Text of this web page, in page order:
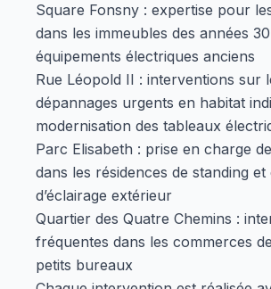
Square Fonsny : expertise pour
dans les immeubles des années
équipements électriques anciens
Rue Léopold II : interventions sur
dépannages urgents en habitat
modernisation des tableaux
Parc Elisabeth : prise en charge
dans les résidences de standing et
d’éclairage extérieur
Quartier des Quatre Chemins :
fréquentes dans les commerces
petits bureaux